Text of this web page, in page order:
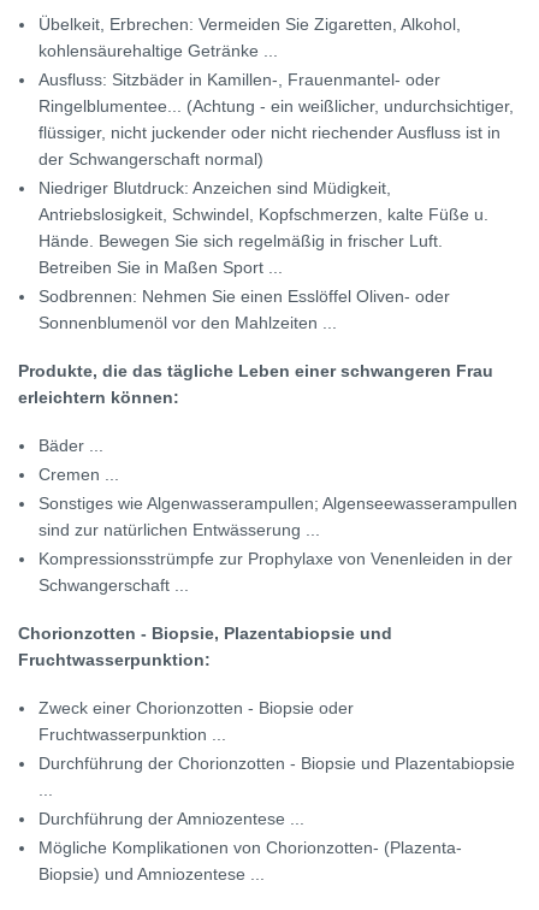
Übelkeit, Erbrechen: Vermeiden Sie Zigaretten, Alkohol,
kohlensäurehaltige Getränke ...
Ausfluss: Sitzbäder in Kamillen-, Frauenmantel- oder
Ringelblumentee... (Achtung - ein weißlicher, undurchsichtiger,
flüssiger, nicht juckender oder nicht riechender Ausfluss ist in
der Schwangerschaft normal)
Niedriger Blutdruck: Anzeichen sind Müdigkeit,
Antriebslosigkeit, Schwindel, Kopfschmerzen, kalte Füße u.
Hände. Bewegen Sie sich regelmäßig in frischer Luft.
Betreiben Sie in Maßen Sport ...
Sodbrennen: Nehmen Sie einen Esslöffel Oliven- oder
Sonnenblumenöl vor den Mahlzeiten ...
Produkte, die das tägliche Leben einer schwangeren Frau
erleichtern können:
Bäder ...
Cremen ...
Sonstiges wie Algenwasserampullen; Algenseewasserampullen
sind zur natürlichen Entwässerung ...
Kompressionsstrümpfe zur Prophylaxe von Venenleiden in der
Schwangerschaft ...
Chorionzotten - Biopsie, Plazentabiopsie und
Fruchtwasserpunktion:
Zweck einer Chorionzotten - Biopsie oder
Fruchtwasserpunktion ...
Durchführung der Chorionzotten - Biopsie und Plazentabiopsie
Durchführung der Amniozentese ...
Mögliche Komplikationen von Chorionzotten- (Plazenta-
Biopsie) und Amniozentese ...